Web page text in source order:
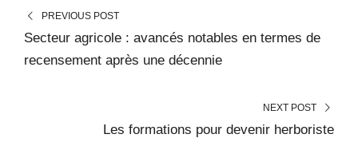
PREVIOUS POST
Secteur agricole : avancés notables en termes de
recensement après une décennie
NEXT POST
Les formations pour devenir herboriste